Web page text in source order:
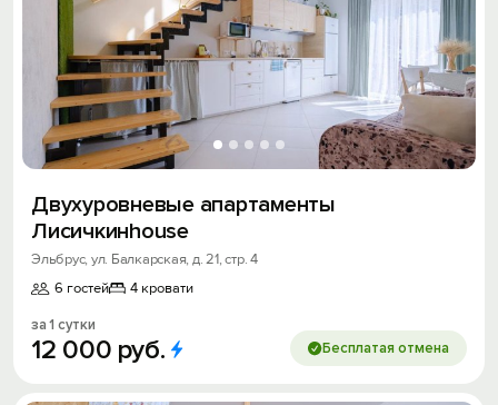
Двухуровневые апартаменты
Лисичкинhouse
Эльбрус, ул. Балкарская, д. 21, стр. 4
6 гостей
4 кровати
за 1 сутки
12 000 руб. Бесплатая отмена